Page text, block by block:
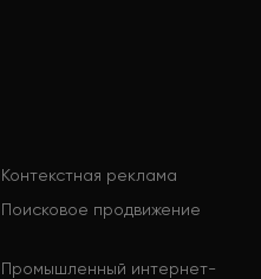
Контекстная реклама
Поисковое продвижение
Промышленный интернет-